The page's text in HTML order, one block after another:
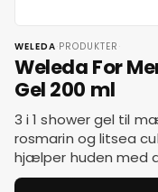
WELEDA·PRODUKTER ·
Weleda For
Gel 200 ml
3 i 1 shower gel til
rosmarin og litsea
hjælper huden med